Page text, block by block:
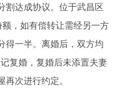
割达成协议。位于武昌区
，如有偿转让需经另一方
得一半。离婚后，双方均
复婚，复婚后未添置夫妻
次进行约定。